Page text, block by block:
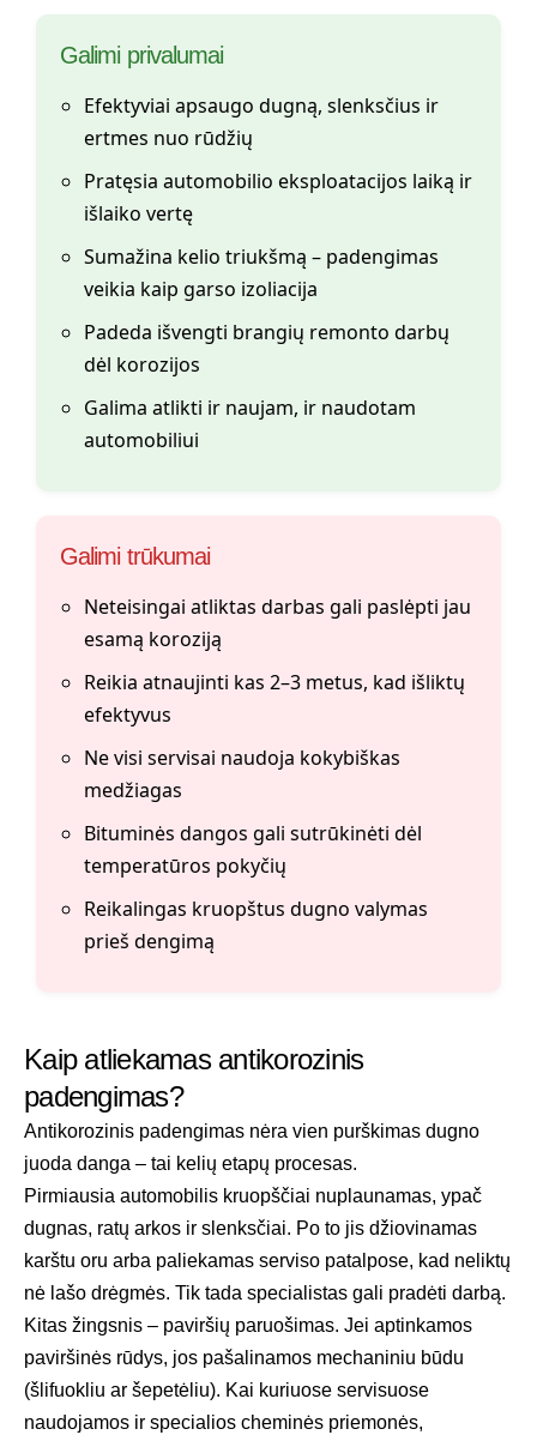
Galimi privalumai
Efektyviai apsaugo dugną, slenksčius ir
ertmes nuo rūdžių
Pratęsia automobilio eksploatacijos laiką ir
išlaiko vertę
Sumažina kelio triukšmą – padengimas
veikia kaip garso izoliacija
Padeda išvengti brangių remonto darbų
dėl korozijos
Galima atlikti ir naujam, ir naudotam
automobiliui
Galimi trūkumai
Neteisingai atliktas darbas gali paslėpti jau
esamą koroziją
Reikia atnaujinti kas 2–3 metus, kad išliktų
efektyvus
Ne visi servisai naudoja kokybiškas
medžiagas
Bituminės dangos gali sutrūkinėti dėl
temperatūros pokyčių
Reikalingas kruopštus dugno valymas
prieš dengimą
Kaip atliekamas antikorozinis
padengimas?
Antikorozinis padengimas nėra vien purškimas dugno
juoda danga – tai kelių etapų procesas.
Pirmiausia automobilis kruopščiai nuplaunamas, ypač
dugnas, ratų arkos ir slenksčiai. Po to jis džiovinamas
karštu oru arba paliekamas serviso patalpose, kad neliktų
nė lašo drėgmės. Tik tada specialistas gali pradėti darbą.
Kitas žingsnis – paviršių paruošimas. Jei aptinkamos
paviršinės rūdys, jos pašalinamos mechaniniu būdu
(šlifuokliu ar šepetėliu). Kai kuriuose servisuose
naudojamos ir specialios cheminės priemonės,